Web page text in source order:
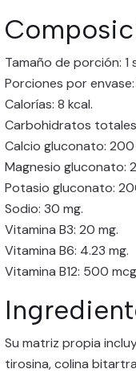
Tamaño de porción: 1
Porciones por
Calorías: 8 kcal.
Carbohidratos
Calcio gluconato: 200
Magnesio gluconato:
Potasio gluconato:
Sodio: 30 mg.
Vitamina B3: 20 mg.
Vitamina B6: 4.23 mg.
Vitamina B12: 500
Su matriz propia
tirosina, colina